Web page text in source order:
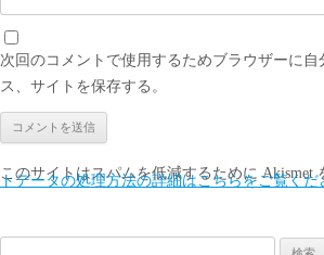
次回のコメントで使用するためブラウザーに自
ス、サイトを保存する。
このサイトはスパムを低減するために Akismet
トデータの処理方法の詳細はこちらをご覧くだ